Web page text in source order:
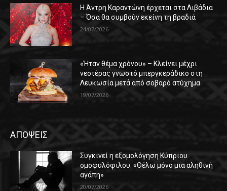
Η Άντρη Καραντώνη έρχεται στα Λιβάδια
– Όσα θα συμβούν εκείνη τη βραδιά
24/07/2026
«Ήταν θέμα χρόνου» – Κλείνει μέχρι
νεοτέρας γνωστό μπεργκεράδικο στη
Λευκωσία μετά από σοβαρό ατύχημα
19/07/2026
ΑΠΟΨΕΙΣ
Συγκινεί η εξομολόγηση Κύπριου
ομοφυλόφιλου: «Θέλω μόνο μια αληθινή
αγάπη»
20/07/2026